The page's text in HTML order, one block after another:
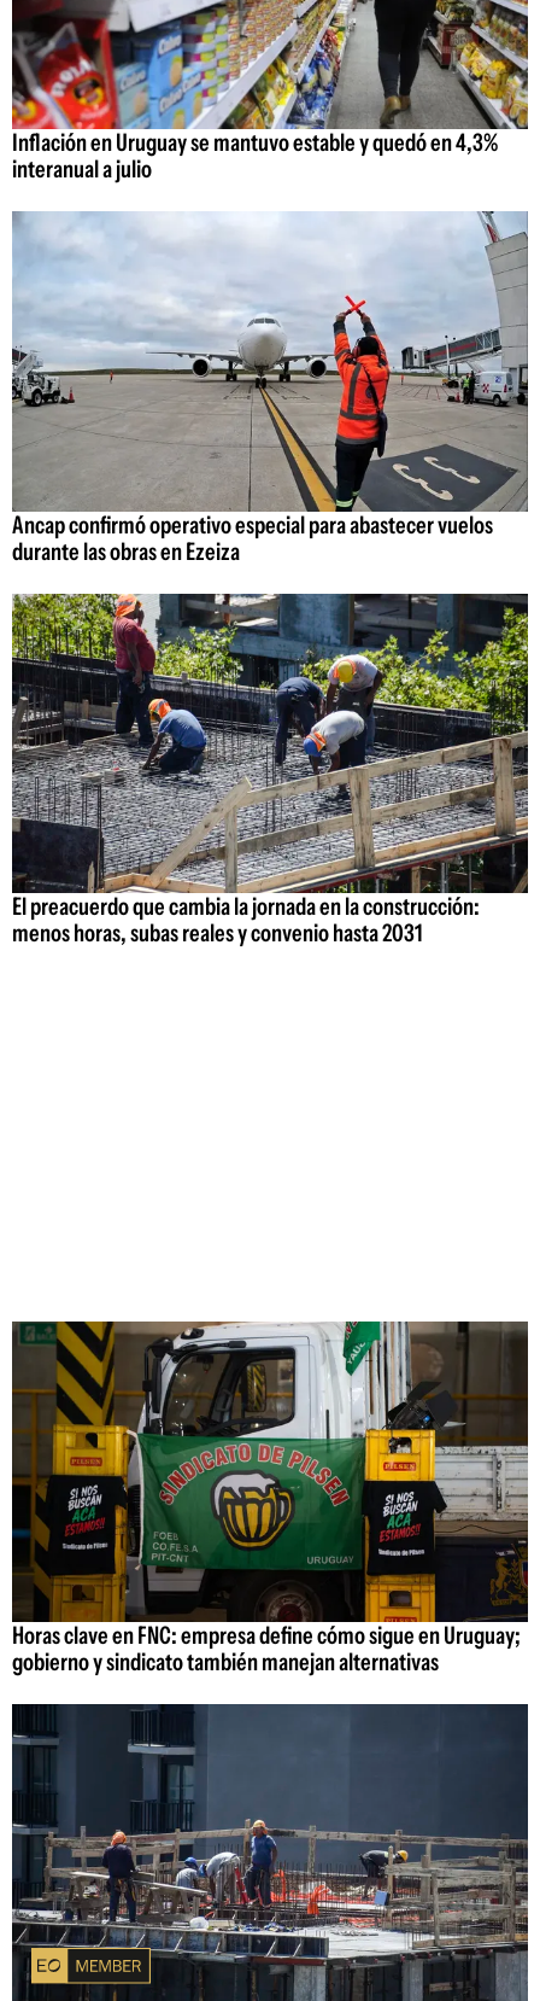
Inflación en Uruguay se mantuvo estable y quedó en 4,3%
interanual a julio
Ancap confirmó operativo especial para abastecer vuelos
durante las obras en Ezeiza
El preacuerdo que cambia la jornada en la construcción:
menos horas, subas reales y convenio hasta 2031
Horas clave en FNC: empresa define cómo sigue en Uruguay;
gobierno y sindicato también manejan alternativas